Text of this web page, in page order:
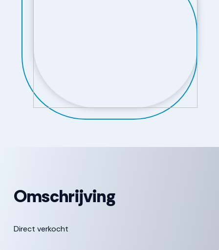
Omschrijving
Direct verkocht